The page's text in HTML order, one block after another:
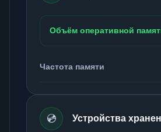
Объём оперативной
Частота памяти
💿 Устройства